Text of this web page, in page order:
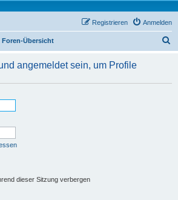
Anmelden
Registrieren
Foren-Übersicht
h
angemeldet sein, um Profile
dieser Sitzung verbergen